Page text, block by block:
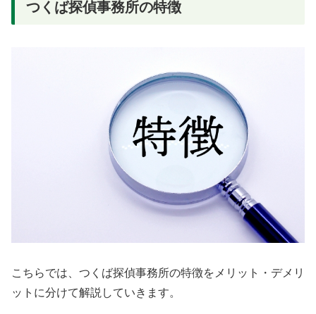
つくば探偵事務所の特徴
こちらでは、つくば探偵事務所の特徴をメリット・デメリ
ットに分けて解説していきます。